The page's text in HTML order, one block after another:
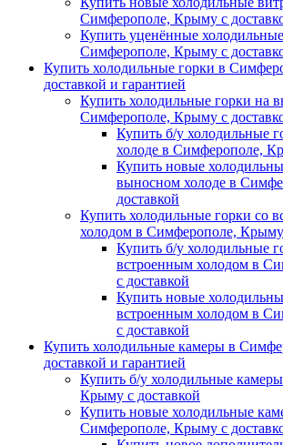
Симферополе, Крыму с
Купить уценённые
Симферополе, Крыму с
Купить холодильные горки в
доставкой и гарантией
Купить холодильные горки на
Симферополе, Крыму с
Купить б/у холодильные
холоде в Симферополе,
Купить новые
выносном холоде в
доставкой
Купить холодильные горки со
холодом в Симферополе, Крыму
Купить б/у холодильные
встроенным холодом в
с доставкой
Купить новые
встроенным холодом в
с доставкой
Купить холодильные камеры в
доставкой и гарантией
Купить б/у холодильные
Крыму с доставкой
Купить новые холодильные
Симферополе, Крыму с